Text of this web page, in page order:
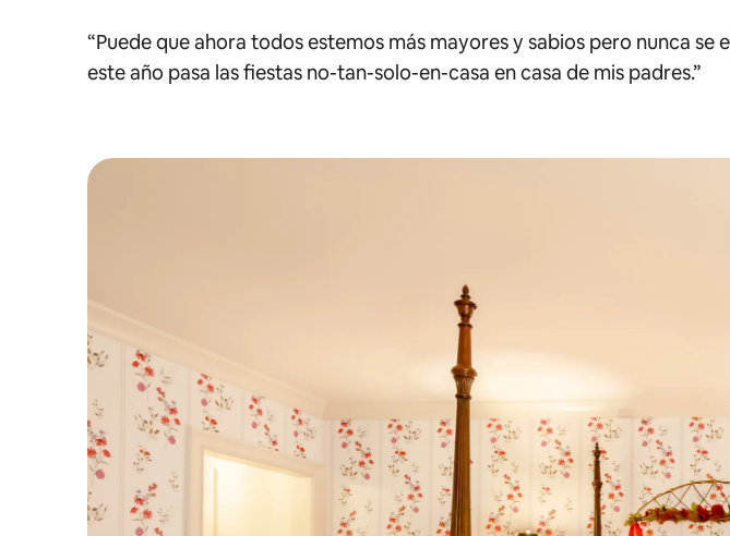
“Puede que ahora todos estemos más mayores y sabios pero nunca
este año pasa las fiestas no-tan-solo-en-casa en casa de mis padres.”